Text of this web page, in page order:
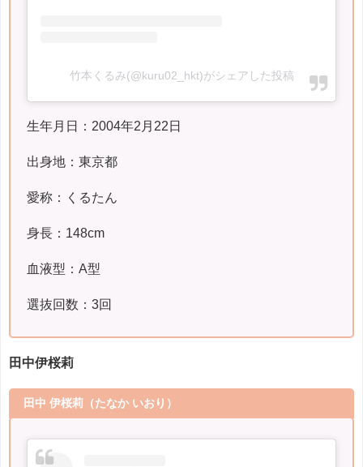
竹本くるみ(@kuru02_hkt)がシェアした投稿
生年月日：2004年2月22日
出身地：東京都
愛称：くるたん
身長：148cm
血液型：A型
選抜回数：3回
田中伊桜莉
田中 伊桜莉 （たなか いおり）